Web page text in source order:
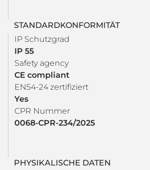
STANDARDKONFORMITÄT
IP Schutzgrad
IP 55
Safety agency
CE compliant
EN54-24 zertifiziert
Yes
CPR Nummer
0068-CPR-234/2025
PHYSIKALISCHE DATEN